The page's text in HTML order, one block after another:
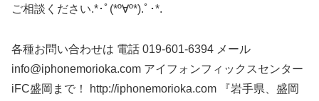
ご相談ください.*･ﾟ(*º∀º*).ﾟ･*.
各種お問い合わせは 電話 019-601-6394 メール
info@iphonemorioka.com アイフォンフィックスセンター
iFC盛岡まで！ http://iphonemorioka.com 『岩手県、盛岡